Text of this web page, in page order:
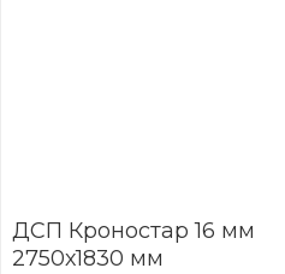
ДСП Кроностар 16 мм
2750х1830 мм